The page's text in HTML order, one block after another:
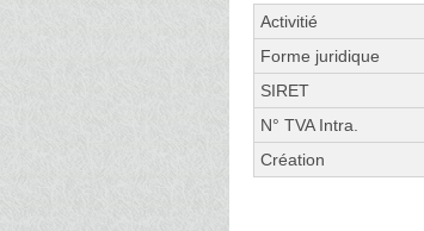
Activitié
Forme juridique
SIRET
N° TVA Intra.
Création